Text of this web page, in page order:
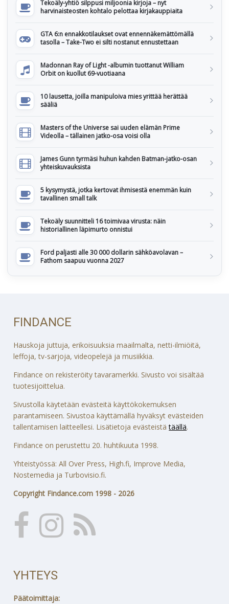
Tekoäly-yhtiö silppusi miljoonia kirjoja – nyt
harvinaisteosten kohtalo pelottaa kirjakauppiaita
GTA 6:n ennakkotilaukset ovat ennennäkemättömällä
tasolla – Take-Two ei silti nostanut ennustettaan
Madonnan Ray of Light -albumin tuottanut William
Orbit on kuollut 69-vuotiaana
10 lausetta, joilla manipuloiva mies yrittää herättää
sääliä
Masters of the Universe sai uuden elämän Prime
Videolla – tällainen jatko-osa voisi olla
James Gunn tyrmäsi huhun kahden Batman-jatko-osan
yhteiskuvauksista
5 kysymystä, jotka kertovat ihmisestä enemmän kuin
tavallinen small talk
Tekoäly suunnitteli 16 toimivaa virusta: näin
historiallinen läpimurto onnistui
Ford paljasti alle 30 000 dollarin sähköavolavan –
Fathom saapuu vuonna 2027
FINDANCE
Hauskoja juttuja, erikoisuuksia maailmalta, netti-ilmiöitä,
leffoja, tv-sarjoja, videopelejä ja musiikkia.
Findance on rekisteröity tavaramerkki. Sivusto voi sisältää
tuotesijoittelua.
Sivustolla käytetään evästeitä käyttökokemuksen
parantamiseen. Sivustoa käyttämällä hyväksyt evästeiden
tallentamisen laitteellesi. Lisätietoja evästeistätäällä.
Findance on perustettu 20. huhtikuuta 1998.
Yhteistyössä: All Over Press, High.fi, Improve Media,
Nostemedia ja Turbovisio.fi.
Copyright Findance.com 1998 - 2026
YHTEYS
Päätoimittaja: